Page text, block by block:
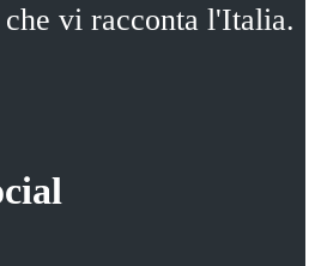
vi racconta l'Italia.